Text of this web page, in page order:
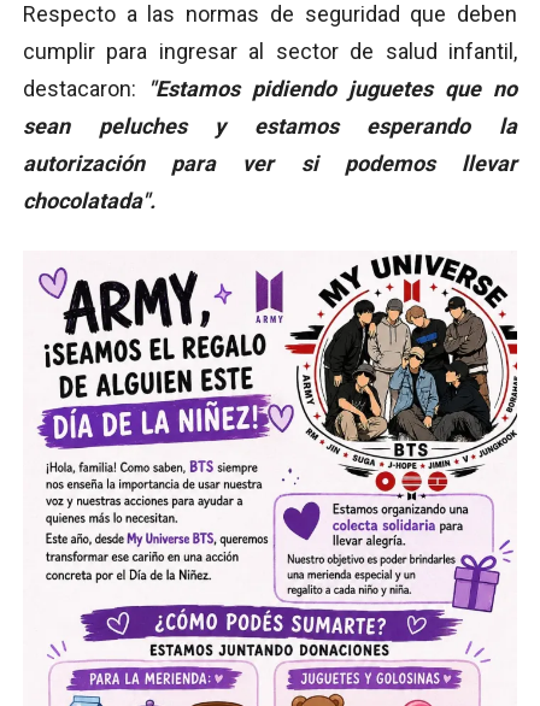
Respecto a las normas de seguridad que deben
cumplir para ingresar al sector de salud infantil,
destacaron:
"Estamos pidiendo juguetes que no
sean peluches y estamos esperando la
autorización para ver si podemos llevar
chocolatada".